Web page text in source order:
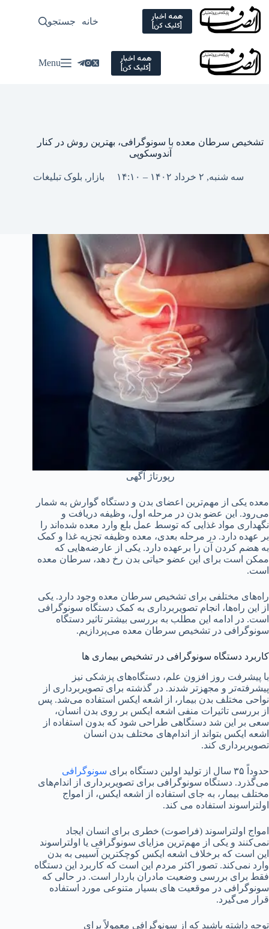
Skip
content
همه اخبار
[کلیک کن] خانه سیاسی
جستجو
همه اخبار
[کلیک کن] Menu
تشخیص سرطان معده با سونوگرافی، بهترین روش در کنار
آندوسکوپی
سه شنبه, ۲ خرداد ۱۴۰۲ – ۱۴:۱۰ بازار , بلوک تبلیغات
رپورتاژ آگهی
معده یکی از مهم‌ترین اعضای بدن و دستگاه گوارش به شمار
می‌رود. این عضو بدن در مرحله اول، وظیفه دریافت و
نگهداری مواد غذایی که توسط عمل بلع وارد معده شده‌اند را
بر عهده دارد. در مرحله بعدی، معده وظیفه تجزیه غذا و کمک
به هضم کردن آن را برعهده دارد. یکی از عارضه‌هایی که
ممکن است برای این عضو حیاتی بدن رخ دهد، سرطان معده
است.
راه‌های مختلفی برای تشخیص سرطان معده وجود دارد. یکی
از این راه‌ها، انجام تصویربرداری به کمک دستگاه سونوگرافی
است. در ادامه این مطلب به بررسی بیشتر تاثیر دستگاه
سونوگرافی در تشخیص سرطان معده می‌پردازیم.
کاربرد دستگاه سونوگرافی در تشخیص بیماری ها
با پیشرفت روز افزون علم، دستگاه‌های پزشکی نیز
پیشرفته‌تر و مجهزتر شدند. در گذشته برای تصویربرداری از
نواحی مختلف بدن بیمار، از اشعه ایکس استفاده می‌شد. پس
از بررسی تاثیرات منفی اشعه ایکس بر روی بدن انسان،
سعی بر این شد دستگاهی طراحی شود که بدون استفاده از
اشعه ایکس بتواند از اندام‌های مختلف بدن انسان
تصویربرداری کند.
حدوداً ۳۵ سال از تولید اولین دستگاه برای
سونوگرافی
می‌گذرد. دستگاه سونوگرافی برای تصویربرداری از اندام‌های
مختلف بیمار، به جای استفاده از اشعه ایکس، از امواج
اولتراسوند استفاده می کند.
امواج اولتراسوند (فراصوت) خطری برای انسان ایجاد
نمی‌کنند و یکی از مهم‌ترین مزایای سونوگرافی یا اولتراسوند
این است که برخلاف اشعه ایکس کوچکترین آسیبی به بدن
وارد نمی‌کند. تصور اکثر مردم این است که کاربرد این دستگاه
فقط برای بررسی وضعیت مادران باردار است. در حالی که
سونوگرافی در موقعیت های بسیار متنوعی مورد استفاده
قرار می‌گیرد.
توجه داشته باشید که از سونوگرافی معمولاً برای